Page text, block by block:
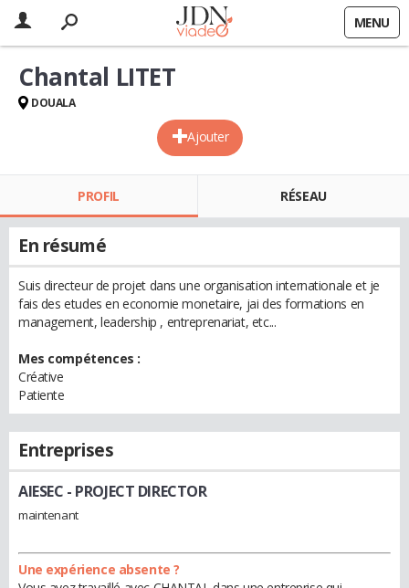
MENU
Ajouter
Chantal LITET
DOUALA
PROFIL RÉSEAU
En résumé
Suis directeur de projet dans une organisation internationale et je
fais des etudes en economie monetaire, jai des formations en
management, leadership , entreprenariat, etc...
Mes compétences :
Créative
Patiente
Entreprises
AIESEC - PROJECT DIRECTOR
maintenant
Une expérience absente ?